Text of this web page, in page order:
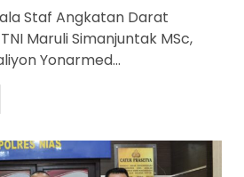
Staf Angkatan Darat
Maruli Simanjuntak MSc,
Yonarmed...